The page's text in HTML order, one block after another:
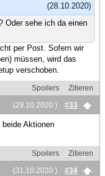
(28.10.2020)
Oder sehe ich da einen
per Post. Sofern wir
müssen, wird das
verschoben.
Spoilers
Zitieren
(29.10.2020 )
#33
Aktionen
Spoilers
Zitieren
(31.10.2020 )
#34